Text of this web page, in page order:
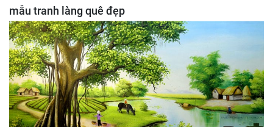
mẫu tranh làng quê đẹp